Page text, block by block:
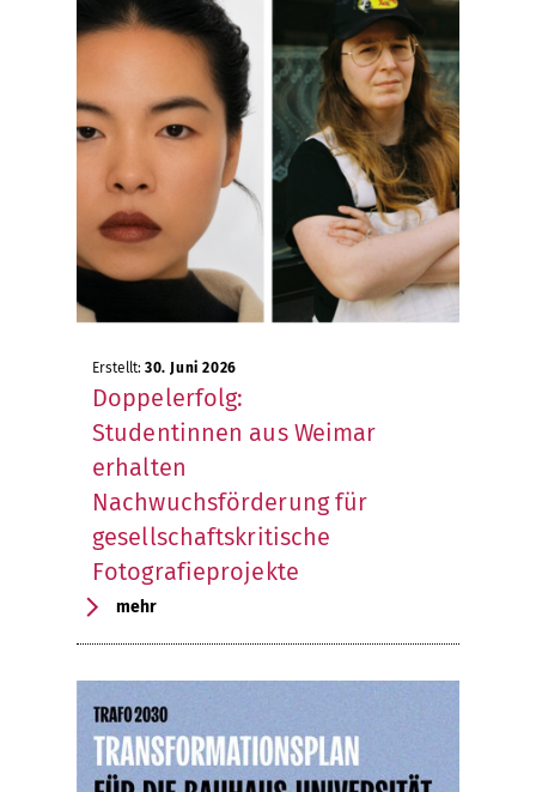
Erstellt: 30. Juni 2026
Doppelerfolg:
Studentinnen aus Weimar
erhalten
Nachwuchsförderung für
gesellschaftskritische
Fotografieprojekte
mehr